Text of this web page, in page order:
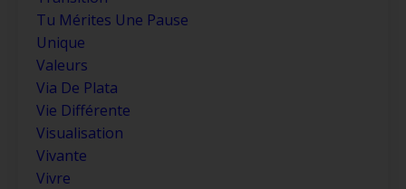
Tu Mérites Une Pause
Unique
Valeurs
Via De Plata
Vie Différente
Visualisation
Vivante
Vivre